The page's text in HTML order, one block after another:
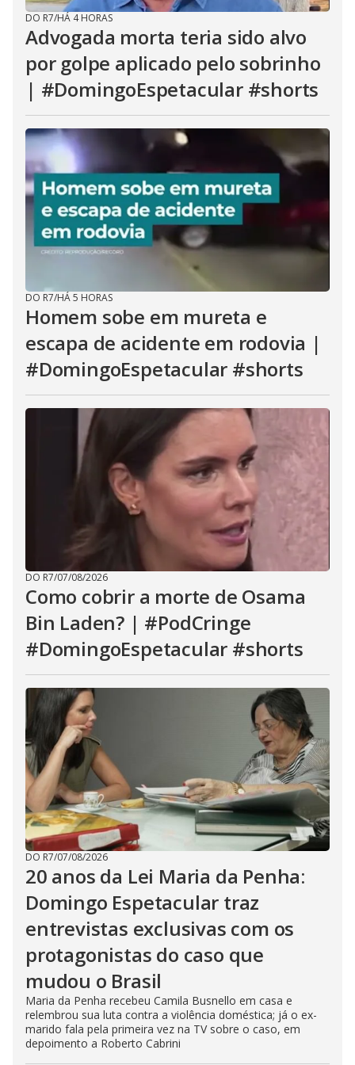
DO R7/HÁ 4 HORAS
Advogada morta teria sido alvo
por golpe aplicado pelo sobrinho
| #DomingoEspetacular #shorts
DO R7/HÁ 5 HORAS
Homem sobe em mureta e
escapa de acidente em rodovia |
#DomingoEspetacular #shorts
DO R7/07/08/2026
Como cobrir a morte de Osama
Bin Laden? | #PodCringe
#DomingoEspetacular #shorts
DO R7/07/08/2026
20 anos da Lei Maria da Penha:
Domingo Espetacular traz
entrevistas exclusivas com os
protagonistas do caso que
mudou o Brasil
Maria da Penha recebeu Camila Busnello em casa e
relembrou sua luta contra a violência doméstica; já o ex-
marido fala pela primeira vez na TV sobre o caso, em
depoimento a Roberto Cabrini